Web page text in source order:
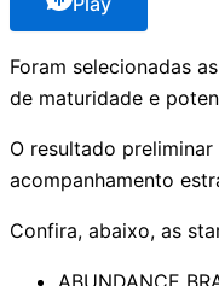
Foram selecionadas
de maturidade e
O resultado
acompanhamento
Confira, abaixo, as
ABUNDANCE